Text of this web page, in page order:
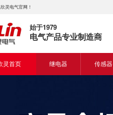
灵电气官网！
始于1979
电气产品专业制造商
灵首页 继电器 传感器